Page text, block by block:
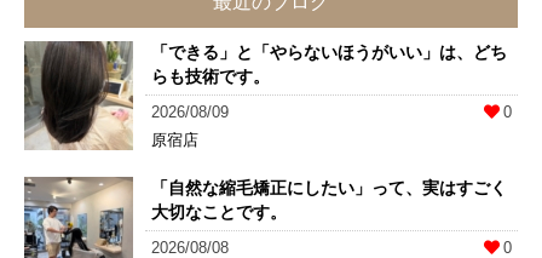
「できる」と「やらないほうがいい」は、どち
らも技術です。
2026/08/09
0
原宿店
「自然な縮毛矯正にしたい」って、実はすごく
大切なことです。
2026/08/08
0